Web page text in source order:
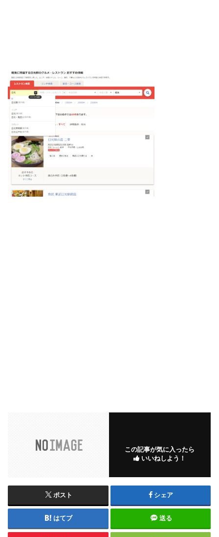
この記事が気に入ったら
いいねしよう！
ポスト シェア
はてブ 送る